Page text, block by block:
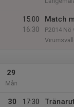
15:00
16:30
Match
P2014 Nö
29
Mån
30
17:30